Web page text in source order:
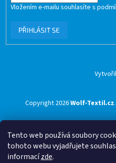
Tento web používá soubory
tohoto webu vyjadřujete
informacízde.
Vložením e-mailu souhlasíte s
PŘIHLÁSIT SE
Copyright 2026Wolf-Textil.cz